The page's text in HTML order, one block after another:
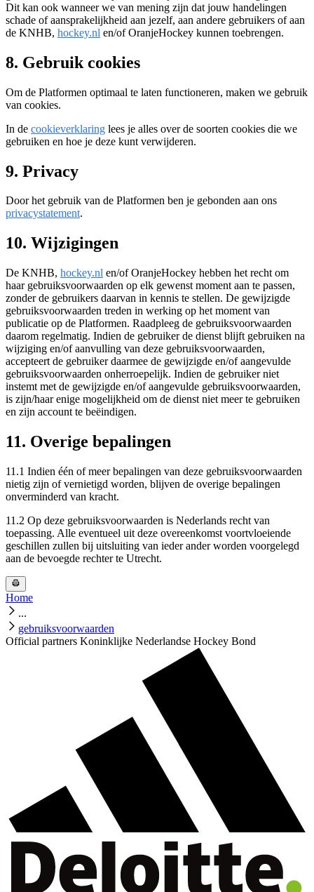
Dit kan ook wanneer we van mening zijn dat jouw handelingen
schade of aansprakelijkheid aan jezelf, aan andere gebruikers of aan
de KNHB, hockey.nl en/of OranjeHockey kunnen toebrengen.
8. Gebruik cookies
Om de Platformen optimaal te laten functioneren, maken we gebruik
van cookies.
In de cookieverklaring lees je alles over de soorten cookies die we
gebruiken en hoe je deze kunt verwijderen.
9. Privacy
Door het gebruik van de Platformen ben je gebonden aan ons
privacystatement.
10. Wijzigingen
De KNHB, hockey.nl en/of OranjeHockey hebben het recht om
haar gebruiksvoorwaarden op elk gewenst moment aan te passen,
zonder de gebruikers daarvan in kennis te stellen. De gewijzigde
gebruiksvoorwaarden treden in werking op het moment van
publicatie op de Platformen. Raadpleeg de gebruiksvoorwaarden
daarom regelmatig. Indien de gebruiker de dienst blijft gebruiken na
wijziging en/of aanvulling van deze gebruiksvoorwaarden,
accepteert de gebruiker daarmee de gewijzigde en/of aangevulde
gebruiksvoorwaarden onherroepelijk. Indien de gebruiker niet
instemt met de gewijzigde en/of aangevulde gebruiksvoorwaarden,
is zijn/haar enige mogelijkheid om de dienst niet meer te gebruiken
en zijn account te beëindigen.
11. Overige bepalingen
11.1 Indien één of meer bepalingen van deze gebruiksvoorwaarden
nietig zijn of vernietigd worden, blijven de overige bepalingen
onverminderd van kracht.
11.2 Op deze gebruiksvoorwaarden is Nederlands recht van
toepassing. Alle eventueel uit deze overeenkomst voortvloeiende
geschillen zullen bij uitsluiting van ieder ander worden voorgelegd
aan de bevoegde rechter te Utrecht.
Home
...
gebruiksvoorwaarden
Official partners Koninklijke Nederlandse Hockey Bond